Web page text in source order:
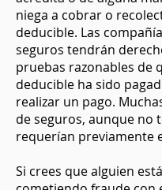
niega a cobrar o
deducible. Las
seguros tendrán
pruebas razonables de
deducible ha sido
realizar un pago.
de seguros, aunque no
requerían previamente
Si crees que alguien está